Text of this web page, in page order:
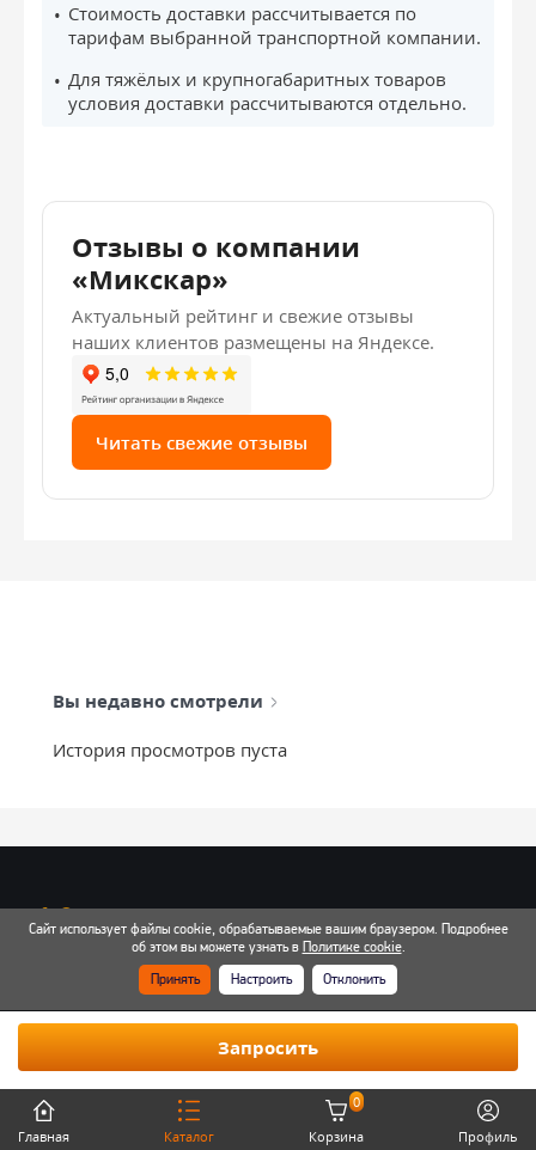
Запросить
Главная Каталог
0
Корзина
Профиль
Стоимость доставки рассчитывается по
тарифам выбранной транспортной компании.
Для тяжёлых и крупногабаритных товаров
условия доставки рассчитываются отдельно.
Отзывы о компании
«Микскар»
Актуальный рейтинг и свежие отзывы
наших клиентов размещены на Яндексе.
Читать свежие отзывы
Вы недавно смотрели
История просмотров пуста
info@mixtcar.ru
Почта для связи
Все контакты
Сайт использует файлы cookie, обрабатываемые вашим браузером. Подробнее
об этом вы можете узнать в Политике cookie.
Принять
Настроить Отклонить